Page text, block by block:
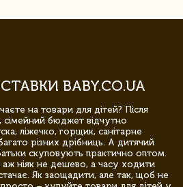
BABY.CO.UA
на товари для дітей? Після
бюджет відчутно
ліжечко, горщик, санітарне
різних дрібниць. А дитячий
скуповують практично оптом.
ніяк не дешево, а часу ходити
Як заощадити, але так, щоб не